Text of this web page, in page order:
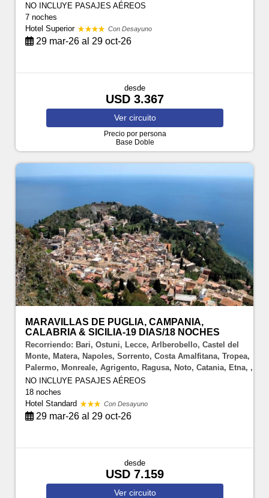
NO INCLUYE PASAJES AÉREOS
7 noches
Hotel Superior
Con Desayuno
29 mar-26 al 29 oct-26
desde
USD 3.367
Ver circuito
Precio por persona
Base Doble
MARAVILLAS DE PUGLIA, CAMPANIA,
CALABRIA & SICILIA-19 DIAS/18 NOCHES
Recorriendo: Bari, Ostuni, Lecce, Arlberobello, Castel del
Monte, Matera, Napoles, Sorrento, Costa Amalfitana, Tropea,
Palermo, Monreale, Agrigento, Ragusa, Noto, Catania, Etna, ,
NO INCLUYE PASAJES AÉREOS
18 noches
Hotel Standard
Con Desayuno
29 mar-26 al 29 oct-26
desde
USD 7.159
Ver circuito